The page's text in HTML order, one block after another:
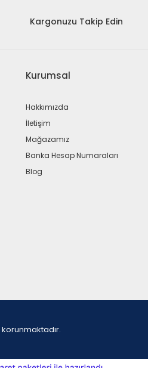
Kargonuzu Takip Edin
Kurumsal
Hakkımızda
İletişim
Mağazamız
Banka Hesap Numaraları
Blog